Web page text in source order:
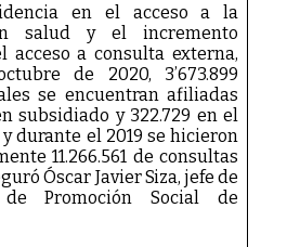
en el acceso a la
salud y el incremento
acceso a consulta externa,
de 2020, 3’673.899
se encuentran afiliadas
subsidiado y 322.729 en el
durante el 2019 se hicieron
11.266.561 de consultas
Óscar Javier Siza, jefe de
Promoción Social de